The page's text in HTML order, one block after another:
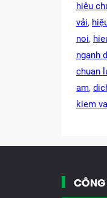
hiệu
vải,
noi,
nganh
chuan
am,
kiem
CÔNG